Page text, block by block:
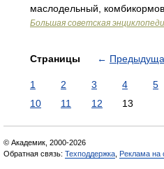
маслодельный,
Большая советская
Страницы ←
1 2 3 4 5
10
11 12 13
© Академик, 2000-2026
Обратная связь: Техподдержка Реклама на